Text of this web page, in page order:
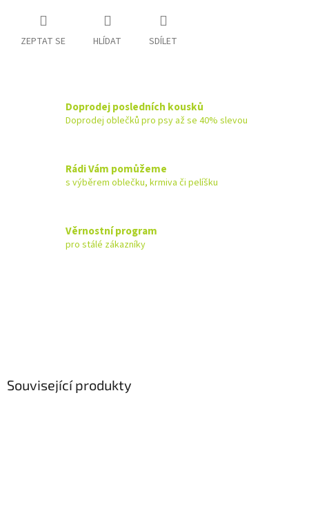
ZEPTAT SE HLÍDAT SDÍLET
Doprodej posledních kousků
Doprodej oblečků pro psy až se 40% slevou
Rádi Vám pomůžeme
s výběrem oblečku, krmiva či pelíšku
Věrnostní program
pro stálé zákazníky
Související produkty